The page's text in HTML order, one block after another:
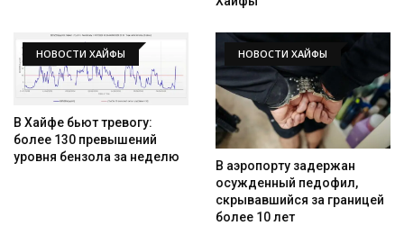
НОВОСТИ ХАЙФЫ
В Хайфе бьют тревогу:
более 130 превышений
уровня бензола за неделю
НОВОСТИ ХАЙФЫ
В аэропорту задержан
осужденный педофил,
скрывавшийся за границей
более 10 лет